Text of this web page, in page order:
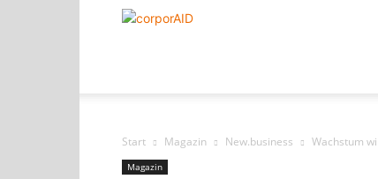
corporAID
Start Magazin New.business Wachstum
Magazin